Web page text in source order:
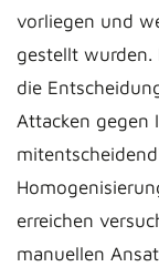
vorliegen und
gestellt wurden.
die
Attacken gegen
erreichen
manuellen